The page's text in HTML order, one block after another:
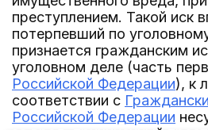
преступлением. Такой иск
потерпевший по
признается гражданским
уголовном деле (часть
Российской Федерации), к
соответствии с
Российской Федерации